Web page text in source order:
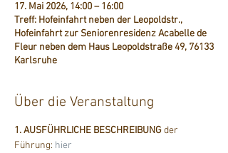
17. Mai 2026, 14:00 – 16:00
Treff: Hofeinfahrt neben der Leopoldstr.,
Hofeinfahrt zur Seniorenresidenz Acabelle de
Fleur neben dem Haus Leopoldstraße 49, 76133
Karlsruhe
Über die Veranstaltung
1. AUSFÜHRLICHE BESCHREIBUNG der
Führung: hier